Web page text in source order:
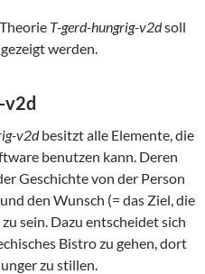
T-gerd-hungrig-v2dsoll
werden.
v2d
v2dbesitzt alle Elemente, die
benutzen kann. Deren
Geschichte von der Person
den Wunsch (= das Ziel, die
sein. Dazu entscheidet sich
Bistro zu gehen, dort
zu stillen.